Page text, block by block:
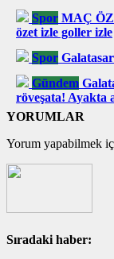
Spor MAÇ
özet izle goller izle
Spor
Gündem
röveşata! Ayakta
YORUMLAR
Yorum yapabilmek
Sıradaki haber: